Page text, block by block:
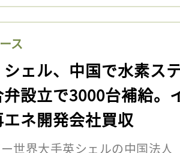
ス
シェル、中国で水素ス
弁設立で3000台補給。
エネ開発会社買収
世界大手英シェルの中国法人